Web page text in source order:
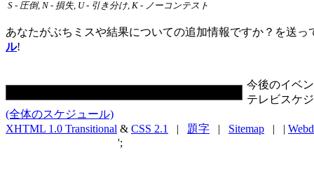
S - 圧倒, N - 損失, U - 引き分け, K - ノーコンテスト
あなたがぶちミスや結果についての追加情報ですか？を送っ
ル!
今後のイベ
テレビスケ
(全体のスケジュール)
XHTML 1.0 Transitional & CSS 2.1 | 題字 | Sitemap | |
';